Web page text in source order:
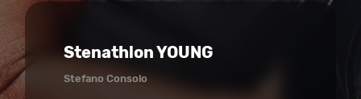
Stenathlon YOUNG
Stefano Consolo